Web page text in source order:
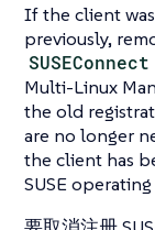
If the client was
previously,
SUSEConnect
Multi-Linux
the old
are no longer
the client has
SUSE